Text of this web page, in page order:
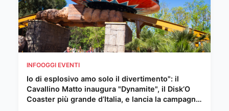
INFOOGGI EVENTI
Io di esplosivo amo solo il divertimento": il
Cavallino Matto inaugura "Dynamite", il Disk’O
Coaster più grande d’Italia, e lancia la campagna